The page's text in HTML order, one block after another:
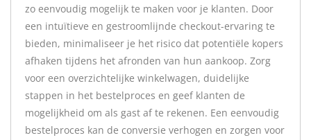
zo eenvoudig mogelijk te maken voor je klanten. Door
een intuïtieve en gestroomlijnde checkout-ervaring te
bieden, minimaliseer je het risico dat potentiële kopers
afhaken tijdens het afronden van hun aankoop. Zorg
voor een overzichtelijke winkelwagen, duidelijke
stappen in het bestelproces en geef klanten de
mogelijkheid om als gast af te rekenen. Een eenvoudig
bestelproces kan de conversie verhogen en zorgen voor